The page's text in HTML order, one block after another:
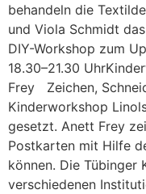
behandeln die
und Viola Schmidt
DIY-Workshop zum
18.30–21.30
Frey Zeichen,
Kinderworkshop
gesetzt. Anett Frey
Postkarten mit Hilfe
können. Die Tübinger
verschiedenen